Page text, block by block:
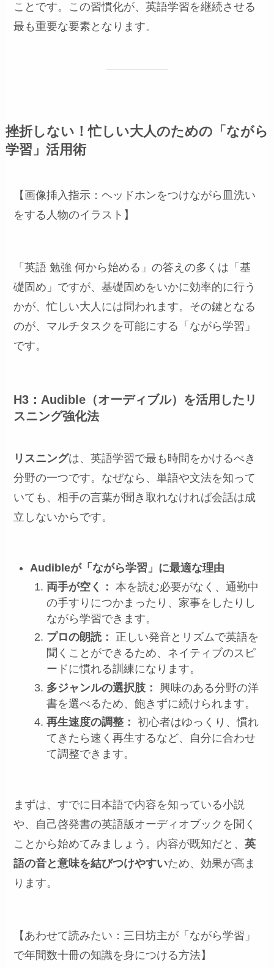
ことです。この習慣化が、英語学習を継続させる
最も重要な要素となります。
挫折しない！忙しい大人のための「ながら
学習」活用術
【画像挿入指示：ヘッドホンをつけながら皿洗い
をする人物のイラスト】
「英語 勉強 何から始める」の答えの多くは「基
礎固め」ですが、基礎固めをいかに効率的に行う
かが、忙しい大人には問われます。その鍵となる
のが、マルチタスクを可能にする「ながら学習」
です。
H3：Audible（オーディブル）を活用したリ
スニング強化法
リスニングは、英語学習で最も時間をかけるべき
分野の一つです。なぜなら、単語や文法を知って
いても、相手の言葉が聞き取れなければ会話は成
立しないからです。
Audibleが「ながら学習」に最適な理由
両手が空く： 本を読む必要がなく、通勤中
の手すりにつかまったり、家事をしたりし
ながら学習できます。
プロの朗読：
正しい発音とリズムで英語を
聞くことができるため、ネイティブのスピ
ードに慣れる訓練になります。
多ジャンルの選択肢： 興味のある分野の洋
書を選べるため、飽きずに続けられます。
再生速度の調整： 初心者はゆっくり、慣れ
てきたら速く再生するなど、自分に合わせ
て調整できます。
まずは、すでに日本語で内容を知っている小説
や、自己啓発書の英語版オーディオブックを聞く
ことから始めてみましょう。内容が既知だと、英
語の音と意味を結びつけやすいため、効果が高ま
ります。
【あわせて読みたい：三日坊主が「ながら学習」
で年間数十冊の知識を身につける方法】